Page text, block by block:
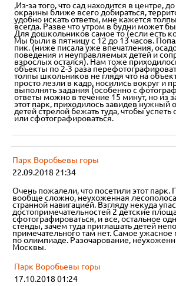
,Из-за того, что сад находится в центре,
окраины ближе всего добираться,
удобно искать ответы, мне кажется
всегда. Разве что утром в будни может
Для дошкольников самое то (если есть
Мы были в пятницу с 12 до 13 часов.
пик. (ниже писала уже впечатления,
поведения и неуправляемых детей и
взрослых остался). Нам тоже
объекты по 2-3 раза
толпы школьников не глядя что на
просто лезли в кадр, носились вокруг и
выполнять задания (особенно с
ответы можно в течение 15 минут, но из
этот парк, приходилось завидев нужный
детей стрелой бежать туда, чтобы успеть
или сфотографироваться.
Парк Воробьевы горы
22.09.2018 21:34
Очень пожалели, что посетили этот парк.
вообще сложно, неухоженная
странной навигацией. Взгляду некуда
достопримечательностей 2 детские
сфотографироваться, и все, остальное
стенды, зачем туда приглашать детей
примечательного там нет. Самое
по олимпиаде. Разочарование,
Москвы.
Парк Воробьевы горы
17.10.2018 01:24